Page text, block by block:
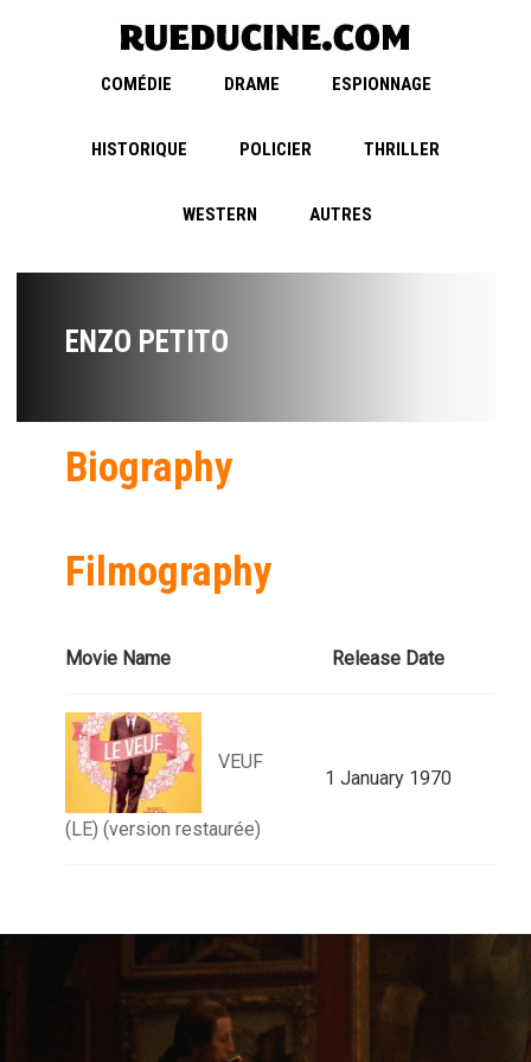
COMÉDIE DRAME ESPIONNAGE
HISTORIQUE POLICIER THRILLER
WESTERN AUTRES
ENZO PETITO
Biography
Filmography
Movie Name Release Date
VEUF
(LE) (version restaurée)
1 January 1970